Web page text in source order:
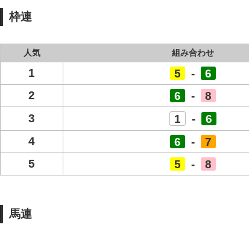
枠連
人気 組み合わせ
1 5 - 6
2
6 - 8
3
1 - 6
4
6 - 7
5
5 - 8
馬連